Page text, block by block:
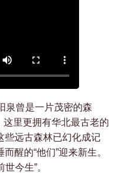
泉曾是一片茂密的森
里更拥有华北最古老的
些远古森林已幻化成记
醒的“他们”迎来新生。
今生”。